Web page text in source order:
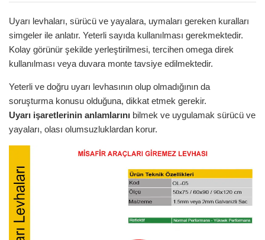
Uyarı levhaları, sürücü ve yayalara, uymaları gereken kuralları
simgeler ile anlatır. Yeterli sayıda kullanılması gerekmektedir.
Kolay görünür şekilde yerleştirilmesi, tercihen omega direk
kullanılması veya duvara monte tavsiye edilmektedir.
Yeterli ve doğru uyarı levhasının olup olmadığının da
soruşturma konusu olduğuna, dikkat etmek gerekir.
Uyarı işaretlerinin anlamlarını bilmek ve uygulamak sürücü ve
yayaları, olası olumsuzluklardan korur.